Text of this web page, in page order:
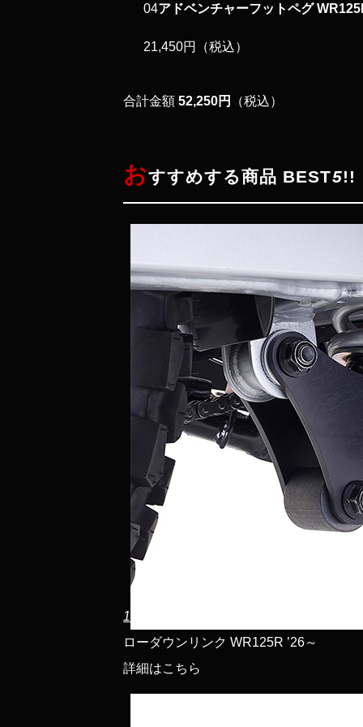
04アドベンチャーフットペグ
21,450円 （税込）
合計金額 52,250円 （税込）
おすすめする商品 BEST5!!
1
ローダウンリンク WR125R ’26～
詳細はこちら